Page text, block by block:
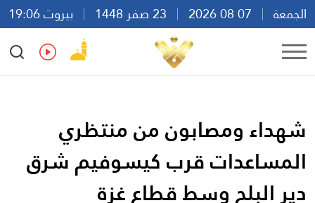
الجمعة
بيروت 19:06
Ar
En Fr Es
شهداء ومصابون من منتظري
المساعدات قرب كيسوفيم شرق
دير البلح وسط قطاع غزة